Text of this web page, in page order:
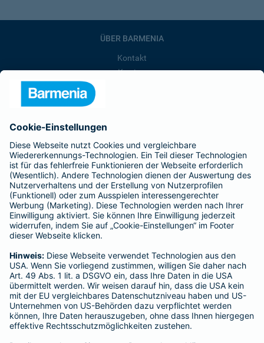
ÜBER BARMENIA
Kontakt
Karriere
Affiliate-Partner werden
Barmenia ist Teil der BarmeniaGothaer
BELIEBTE SEITEN
Kranken-Zusatzversicherung
Tierversicherungen
Haftpflichtversicherung
Hausratversicherung
SERVICE
Adresse ändern
Schaden melden
Kilometerstandsmeldung
Serviceübersicht